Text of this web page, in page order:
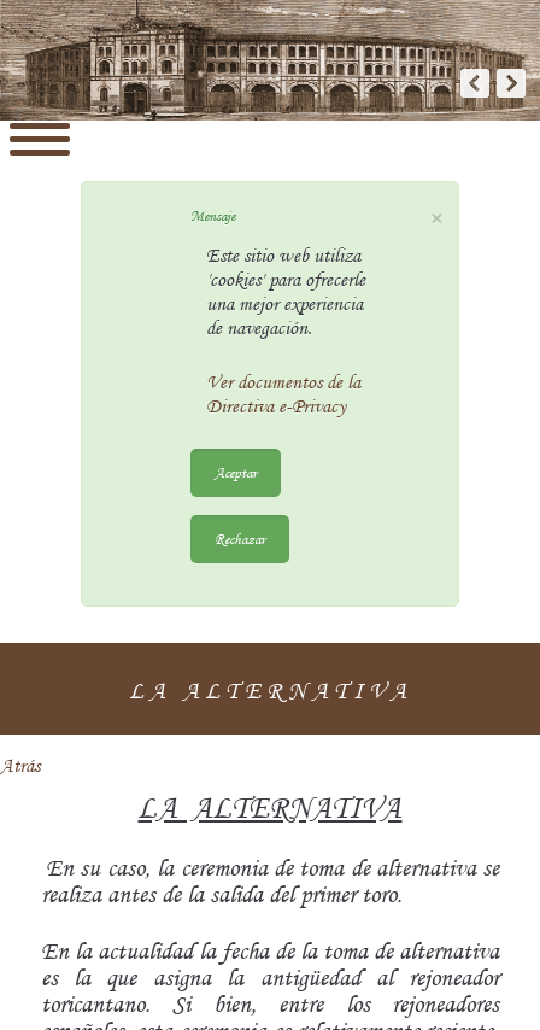
×
Mensaje
Este sitio web utiliza
'cookies' para ofrecerle
una mejor experiencia
de navegación.
Ver documentos de la
Directiva e-Privacy
Aceptar
Rechazar
LA ALTERNATIVA
Atrás
LA ALTERNATIVA
En su caso, la ceremonia de toma de alternativa se
realiza antes de la salida del primer toro.
En la actualidad la fecha de la toma de alternativa
es la que asigna la antigüedad al rejoneador
toricantano. Si bien, entre los rejoneadores